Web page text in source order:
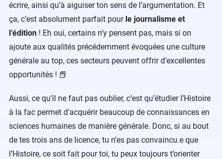
écrire, ainsi qu’à aiguiser ton sens de l’argumentation. Et
ça, c’est absolument parfait pour le journalisme et
l’édition ! Eh oui, certains n’y pensent pas, mais si on
ajoute aux qualités précédemment évoquées une culture
générale au top, ces secteurs peuvent offrir d’excellentes
opportunités ! 📕
Aussi, ce qu’il ne faut pas oublier, c’est qu’étudier l’Histoire
à la fac permet d’acquérir beaucoup de connaissances en
sciences humaines de manière générale. Donc, si au bout
de tes trois ans de licence, tu n’es pas convaincu.e que
l’Histoire, ce soit fait pour toi, tu peux toujours t’orienter